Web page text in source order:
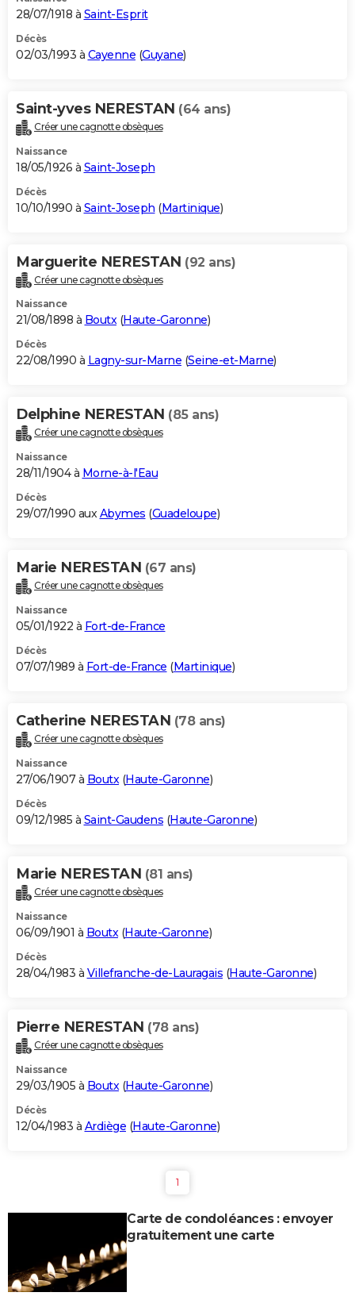
28/07/1918 à Saint-Esprit
Décès
02/03/1993 à Cayenne (Guyane)
Saint-yves NERESTAN (64 ans)
Créer une cagnotte obsèques
Naissance
18/05/1926 à Saint-Joseph
Décès
10/10/1990 à Saint-Joseph (Martinique)
Marguerite NERESTAN (92 ans)
Créer une cagnotte obsèques
Naissance
21/08/1898 à Boutx(Haute-Garonne)
Décès
22/08/1990 à Lagny-sur-Marne (Seine-et-Marne)
Delphine NERESTAN (85 ans)
Créer une cagnotte obsèques
Naissance
28/11/1904 à Morne-à-l'Eau
Décès
29/07/1990 auxAbymes (Guadeloupe)
Marie NERESTAN (67 ans)
Créer une cagnotte obsèques
Naissance
05/01/1922 à Fort-de-France
Décès
07/07/1989 à Fort-de-France (Martinique)
Catherine NERESTAN (78 ans)
Créer une cagnotte obsèques
Naissance
27/06/1907 à Boutx(Haute-Garonne)
Décès
09/12/1985 à Saint-Gaudens (Haute-Garonne)
Marie NERESTAN (81 ans)
Créer une cagnotte obsèques
Naissance
06/09/1901 à Boutx(Haute-Garonne)
Décès
28/04/1983 à Villefranche-de-Lauragais (Haute-Garonne)
Pierre NERESTAN (78 ans)
Créer une cagnotte obsèques
Naissance
29/03/1905 à Boutx(Haute-Garonne)
Décès
12/04/1983 à Ardiège (Haute-Garonne)
1
Carte de condoléances : envoyer
gratuitement une carte